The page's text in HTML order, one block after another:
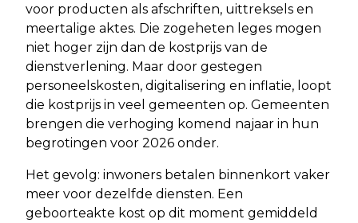
voor producten als afschriften, uittreksels en
meertalige aktes. Die zogeheten leges mogen
niet hoger zijn dan de kostprijs van de
dienstverlening. Maar door gestegen
personeelskosten, digitalisering en inflatie, loopt
die kostprijs in veel gemeenten op. Gemeenten
brengen die verhoging komend najaar in hun
begrotingen voor 2026 onder.
Het gevolg: inwoners betalen binnenkort vaker
meer voor dezelfde diensten. Een
geboorteakte kost op dit moment gemiddeld